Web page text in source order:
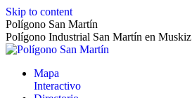
Skip to content
Polígono San Martín
Polígono Industrial San Martín en Muskiz
Mapa
Interactivo